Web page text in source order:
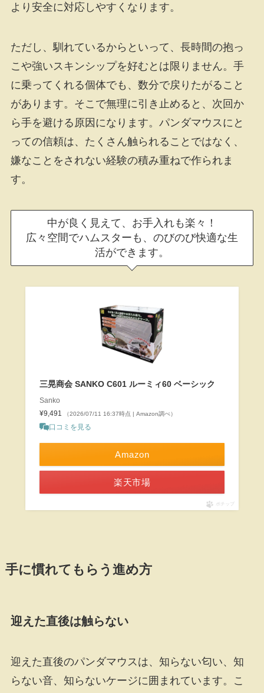
より安全に対応しやすくなります。
ただし、馴れているからといって、長時間の抱っ
こや強いスキンシップを好むとは限りません。手
に乗ってくれる個体でも、数分で戻りたがること
があります。そこで無理に引き止めると、次回か
ら手を避ける原因になります。パンダマウスにと
っての信頼は、たくさん触られることではなく、
嫌なことをされない経験の積み重ねで作られま
す。
中が良く見えて、お手入れも楽々！
広々空間でハムスターも、のびのび快適な生
活ができます。
三晃商会 SANKO C601 ルーミィ60 ベーシック
Sanko
¥9,491
（2026/07/11 16:37時点 | Amazon調べ）
口コミを見る
Amazon
楽天市場
ポチップ
手に慣れてもらう進め方
迎えた直後は触らない
迎えた直後のパンダマウスは、知らない匂い、知
らない音、知らないケージに囲まれています。こ